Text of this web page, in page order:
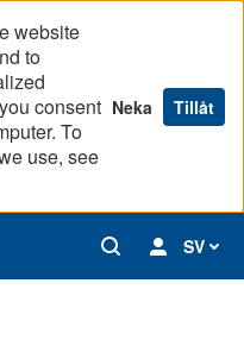
website
to
you consent
To
use, see
Neka Tillåt
SV